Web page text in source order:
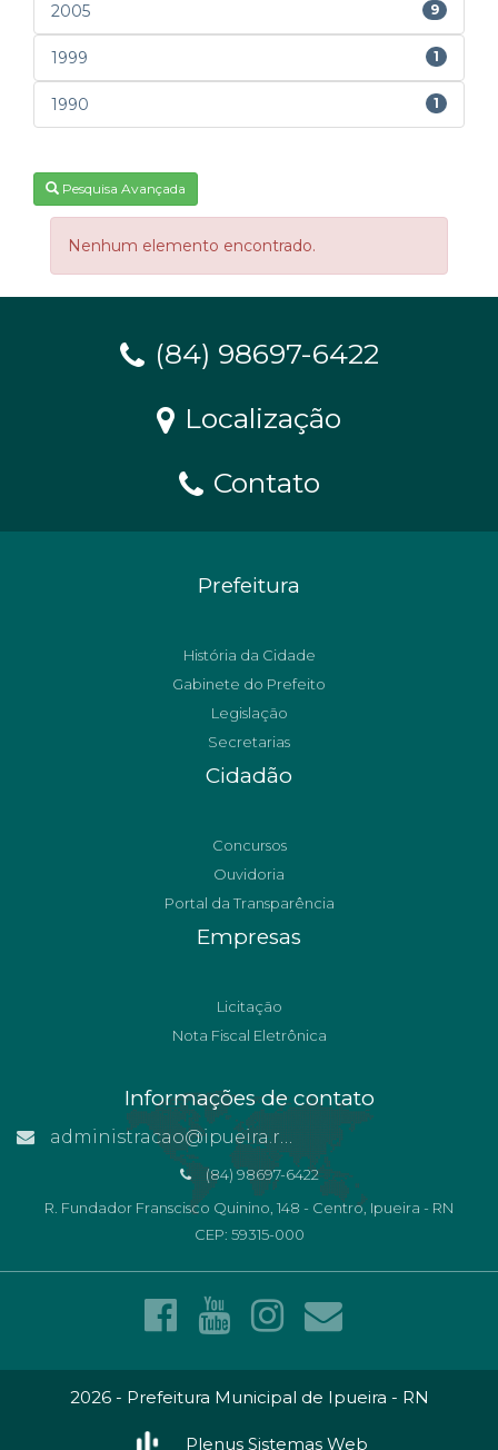
2005 9
1999 1
1990 1
Pesquisa Avançada
Nenhum elemento encontrado.
(84) 98697-6422
Localização
Contato
Prefeitura
História da Cidade
Gabinete do Prefeito
Legislação
Secretarias
Cidadão
Concursos
Ouvidoria
Portal da Transparência
Empresas
Licitação
Nota Fiscal Eletrônica
Informações de contato
administracao@ipueira.rn.gov.br
(84) 98697-6422
R. Fundador Franscisco Quinino, 148 - Centro, Ipueira - RN
CEP: 59315-000
2026 - Prefeitura Municipal de Ipueira - RN
Plenus Sistemas Web